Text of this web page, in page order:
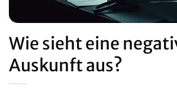
Wie sieht eine
Auskunft aus?